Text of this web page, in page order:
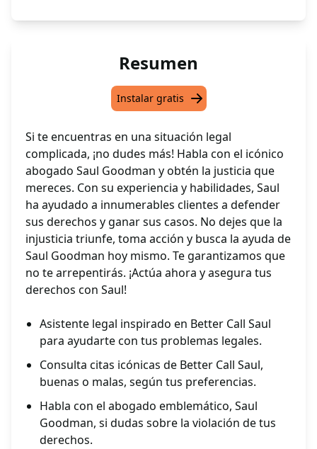
Resumen
Instalar gratis
Si te encuentras en una situación legal
complicada, ¡no dudes más! Habla con el icónico
abogado Saul Goodman y obtén la justicia que
mereces. Con su experiencia y habilidades, Saul
ha ayudado a innumerables clientes a defender
sus derechos y ganar sus casos. No dejes que la
injusticia triunfe, toma acción y busca la ayuda de
Saul Goodman hoy mismo. Te garantizamos que
no te arrepentirás. ¡Actúa ahora y asegura tus
derechos con Saul!
Asistente legal inspirado en Better Call Saul
para ayudarte con tus problemas legales.
Consulta citas icónicas de Better Call Saul,
buenas o malas, según tus preferencias.
Habla con el abogado emblemático, Saul
Goodman, si dudas sobre la violación de tus
derechos.